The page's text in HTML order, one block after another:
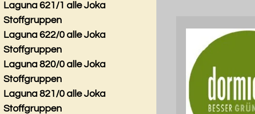
Laguna 621/1 alle Joka
Stoffgruppen
Laguna 622/0 alle Joka
Stoffgruppen
Laguna 820/0 alle Joka
Stoffgruppen
Laguna 821/0 alle Joka
Stoffgruppen